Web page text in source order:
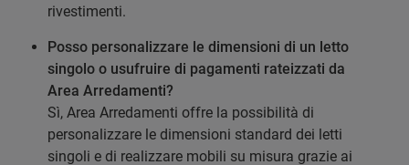
rivestimenti.
Posso personalizzare le dimensioni di un letto
singolo o usufruire di pagamenti rateizzati da
Area Arredamenti?
Sì, Area Arredamenti offre la possibilità di
personalizzare le dimensioni standard dei letti
singoli e di realizzare mobili su misura grazie ai